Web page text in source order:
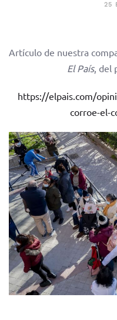
25
Artículo de nuestra
El País, del
https://elpais.com/
corroe-el-